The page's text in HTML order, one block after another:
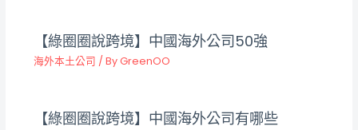
【綠圈圈說跨境】中國海外公司50強
海外本土公司 / ByGreenOO
【綠圈圈說跨境】中國海外公司有哪些